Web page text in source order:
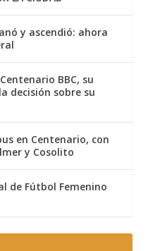
y ascendió: ahora
BBC, su
decisión sobre su
en Centenario, con
y Cosolito
de Fútbol Femenino